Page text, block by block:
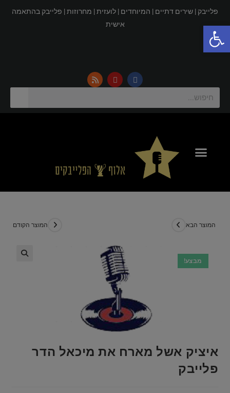
פתח סרגל נגישות
פלייבק | שירים דתיים | המיוחדים | לועזית | מחרוזות | פלייבק בהתאמה
אישית
מבצע!
המוצר הקודם המוצר הבא
איציק אשל מארח את מיכאל הדר
פלייבק